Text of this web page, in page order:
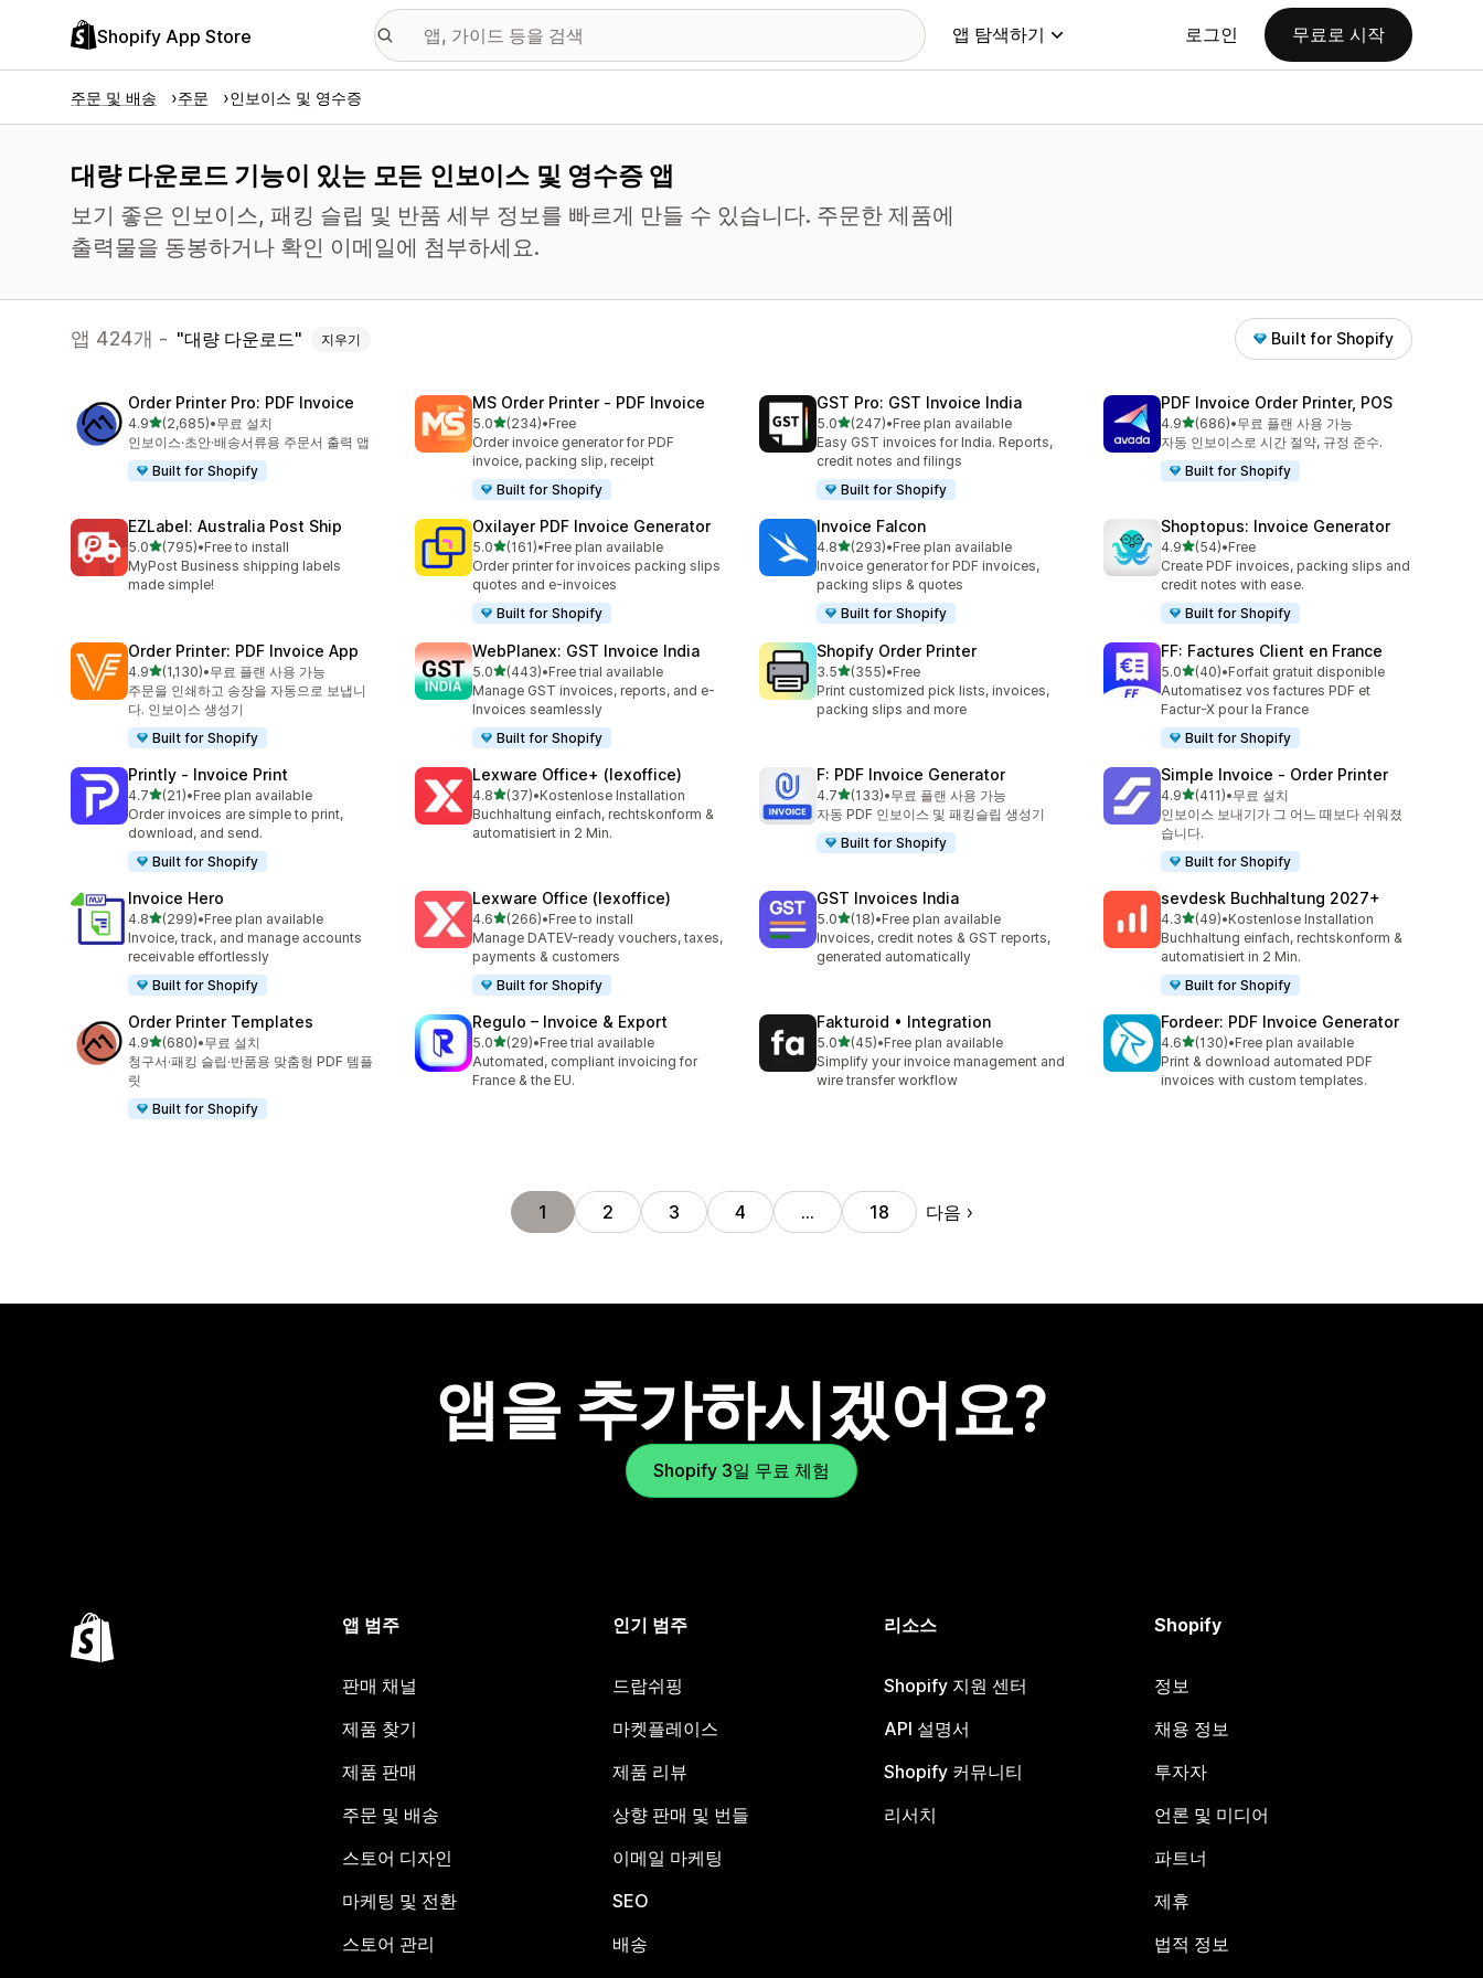
Shopify App Store 앱 탐색하기 로그인 무료로 시작
주문 및 배송 주문 인보이스 및 영수증
대량 다운로드 기능이 있는 모든 인보이스 및 영수증 앱
보기 좋은 인보이스, 패킹 슬립 및 반품 세부 정보를 빠르게 만들 수 있습니다. 주문한 제품에
출력물을 동봉하거나 확인 이메일에 첨부하세요.
앱 424개 - 대량 다운로드 지우기 Built for Shopify
Order Printer Pro: PDF Invoice
4.9별 5개 중
(2,685)
총 리뷰 2685개
•무료 설치
인보이스·초안·배송서류용 주문서 출력 앱
Built for Shopify
MS Order Printer ‑ PDF Invoice
5.0별 5개 중
(234)
총 리뷰 234개
•Free
Order invoice generator for PDF
invoice, packing slip, receipt
Built for Shopify
GST Pro: GST Invoice India
5.0별 5개 중
(247)
총 리뷰 247개
•Free plan available
Easy GST invoices for India. Reports,
credit notes and filings
Built for Shopify
PDF Invoice Order Printer, POS
4.9별 5개 중
(686)
총 리뷰 686개
•무료 플랜 사용 가능
자동 인보이스로 시간 절약, 규정 준수.
Built for Shopify
EZLabel: Australia Post Ship
5.0별 5개 중
(795)
총 리뷰 795개
•Free to install
MyPost Business shipping labels
made simple!
Oxilayer PDF Invoice Generator
5.0별 5개 중
(161)
총 리뷰 161개
•Free plan available
Order printer for invoices packing slips
quotes and e-invoices
Built for Shopify
Invoice Falcon
4.8별 5개 중
(293)
총 리뷰 293개
•Free plan available
Invoice generator for PDF invoices,
packing slips & quotes
Built for Shopify
Shoptopus: Invoice Generator
4.9별 5개 중
(54)
총 리뷰 54개
•Free
Create PDF invoices, packing slips and
credit notes with ease.
Built for Shopify
Order Printer: PDF Invoice App
4.9별 5개 중
(1,130)
총 리뷰 1130개
•무료 플랜 사용 가능
주문을 인쇄하고 송장을 자동으로 보냅니
다. 인보이스 생성기
Built for Shopify
WebPlanex: GST Invoice India
5.0별 5개 중
(443)
총 리뷰 443개
•Free trial available
Manage GST invoices, reports, and e-
Invoices seamlessly
Built for Shopify
Shopify Order Printer
3.5별 5개 중
(355)
총 리뷰 355개
•Free
Print customized pick lists, invoices,
packing slips and more
FF: Factures Client en France
5.0별 5개 중
(40)
총 리뷰 40개
•Forfait gratuit disponible
Automatisez vos factures PDF et
Factur-X pour la France
Built for Shopify
Printly ‑ Invoice Print
4.7별 5개 중
(21)
총 리뷰 21개
•Free plan available
Order invoices are simple to print,
download, and send.
Built for Shopify
Lexware Office+ (lexoffice)
4.8별 5개 중
(37)
총 리뷰 37개
•Kostenlose Installation
Buchhaltung einfach, rechtskonform &
automatisiert in 2 Min.
F: PDF Invoice Generator
4.7별 5개 중
(133)
총 리뷰 133개
•무료 플랜 사용 가능
자동 PDF 인보이스 및 패킹슬립 생성기
Built for Shopify
Simple Invoice ‑ Order Printer
4.9별 5개 중
(411)
총 리뷰 411개
•무료 설치
인보이스 보내기가 그 어느 때보다 쉬워졌
습니다.
Built for Shopify
Invoice Hero
4.8별 5개 중
(299)
총 리뷰 299개
•Free plan available
Invoice, track, and manage accounts
receivable effortlessly
Built for Shopify
Lexware Office (lexoffice)
4.6별 5개 중
(266)
총 리뷰 266개
•Free to install
Manage DATEV-ready vouchers, taxes,
payments & customers
Built for Shopify
GST Invoices India
5.0별 5개 중
(18)
총 리뷰 18개
•Free plan available
Invoices, credit notes & GST reports,
generated automatically
sevdesk Buchhaltung 2027+
4.3별 5개 중
(49)
총 리뷰 49개
•Kostenlose Installation
Buchhaltung einfach, rechtskonform &
automatisiert in 2 Min.
Built for Shopify
Order Printer Templates
4.9별 5개 중
(680)
총 리뷰 680개
•무료 설치
청구서·패킹 슬립·반품용 맞춤형 PDF 템플
릿
Built for Shopify
Regulo – Invoice & Export
5.0별 5개 중
(29)
총 리뷰 29개
•Free trial available
Automated, compliant invoicing for
France & the EU.
Fakturoid • Integration
5.0별 5개 중
(45)
총 리뷰 45개
•Free plan available
Simplify your invoice management and
wire transfer workflow
Fordeer: PDF Invoice Generator
4.6별 5개 중
(130)
총 리뷰 130개
•Free plan available
Print & download automated PDF
invoices with custom templates.
1 2 3 4 … 18 다음
앱을 추가하시겠어요?
Shopify 3일 무료 체험
앱 범주
판매 채널
제품 찾기
제품 판매
주문 및 배송
스토어 디자인
마케팅 및 전환
스토어 관리
인기 범주
드랍쉬핑
마켓플레이스
제품 리뷰
상향 판매 및 번들
이메일 마케팅
SEO
배송
리소스
Shopify 지원 센터
API 설명서
Shopify 커뮤니티
리서치
Shopify
정보
채용 정보
투자자
언론 및 미디어
파트너
제휴
법적 정보